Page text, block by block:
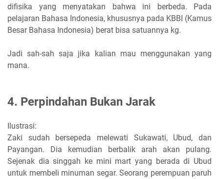
difisika yang menyatakan bahwa ini berbeda. Pada
pelajaran Bahasa Indonesia, khususnya pada KBBI (Kamus
Besar Bahasa Indonesia) berat bisa satuannya kg.
Jadi sah-sah saja jika kalian mau menggunakan yang
mana.
4. Perpindahan Bukan Jarak
Ilustrasi:
Zaki sudah bersepeda melewati Sukawati, Ubud, dan
Payangan. Dia kemudian berbalik arah akan pulang.
Sejenak dia singgah ke mini mart yang berada di Ubud
untuk membeli minuman segar. Seorang perempuan paruh